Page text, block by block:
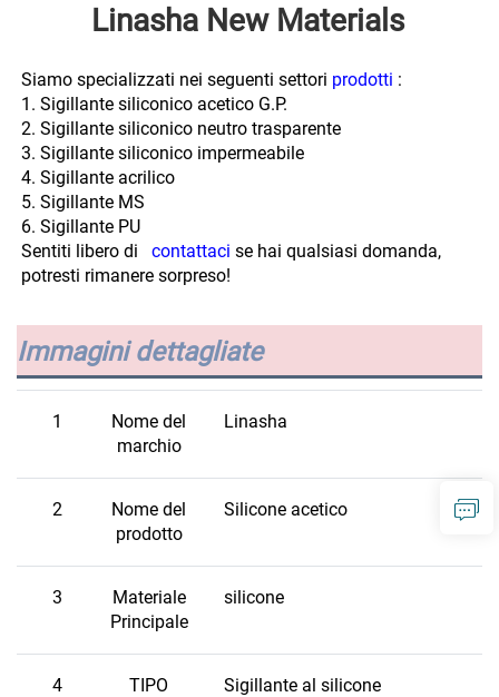
Linasha New Materials
Siamo specializzati nei seguenti settori prodotti :
1. Sigillante siliconico acetico G.P.
2. Sigillante siliconico neutro trasparente
3. Sigillante siliconico impermeabile
4. Sigillante acrilico
5. Sigillante MS
6. Sigillante PU
Sentiti libero di contattaci se hai qualsiasi domanda,
potresti rimanere sorpreso!
Immagini dettagliate
1
Nome del
marchio
Linasha
2
Nome del
prodotto
Silicone acetico
3
Materiale
Principale
silicone
4 TIPO
Sigillante al silicone